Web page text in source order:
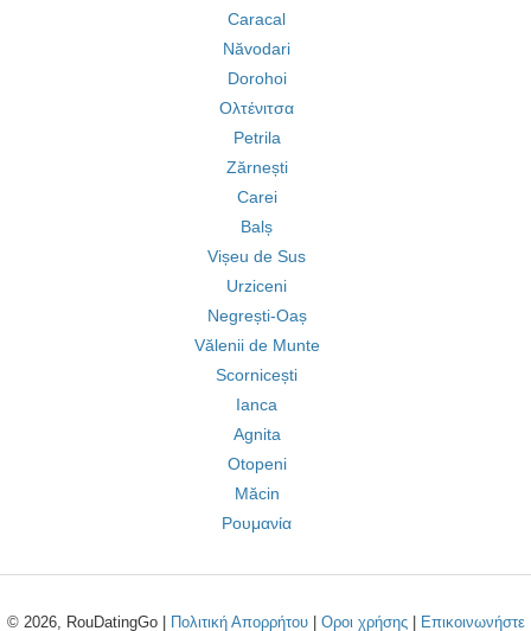
Caracal
Năvodari
Dorohoi
Ολτένιτσα
Petrila
Zărnești
Carei
Balș
Vișeu de Sus
Urziceni
Negrești-Oaș
Vălenii de Munte
Scornicești
Ianca
Agnita
Otopeni
Măcin
Ρουμανία
© 2026, RouDatingGo | Πολιτική Απορρήτου| Οροι χρήσης| Επικοινωνήστε